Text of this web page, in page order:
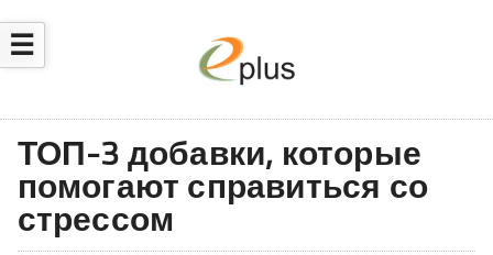
☰
ТОП-3 добавки, которые
помогают справиться со
стрессом